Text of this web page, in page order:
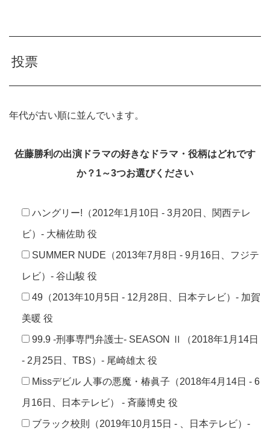
投票
年代が古い順に並んでいます。
佐藤勝利の出演ドラマの好きなドラマ・役柄はどれです
か？1～3つお選びください
ハングリー!（2012年1月10日 - 3月20日、関西テレ
ビ）- 大楠佐助 役
SUMMER NUDE（2013年7月8日 ‐ 9月16日、フジテ
レビ）- 谷山駿 役
49（2013年10月5日 - 12月28日、日本テレビ）- 加賀
美暖 役
99.9 -刑事専門弁護士- SEASON Ⅱ（2018年1月14日
- 2月25日、TBS）- 尾崎雄太 役
Missデビル 人事の悪魔・椿眞子（2018年4月14日 - 6
月16日、日本テレビ） - 斉藤博史 役
ブラック校則（2019年10月15日 - 、日本テレビ）-